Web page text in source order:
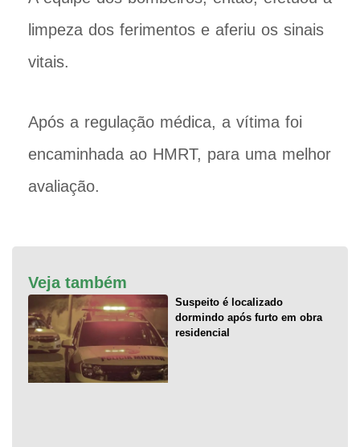
limpeza dos ferimentos e aferiu os sinais
vitais.
Após a regulação médica, a vítima foi
encaminhada ao HMRT, para uma melhor
avaliação.
Veja também
Suspeito é localizado
dormindo após furto em obra
residencial